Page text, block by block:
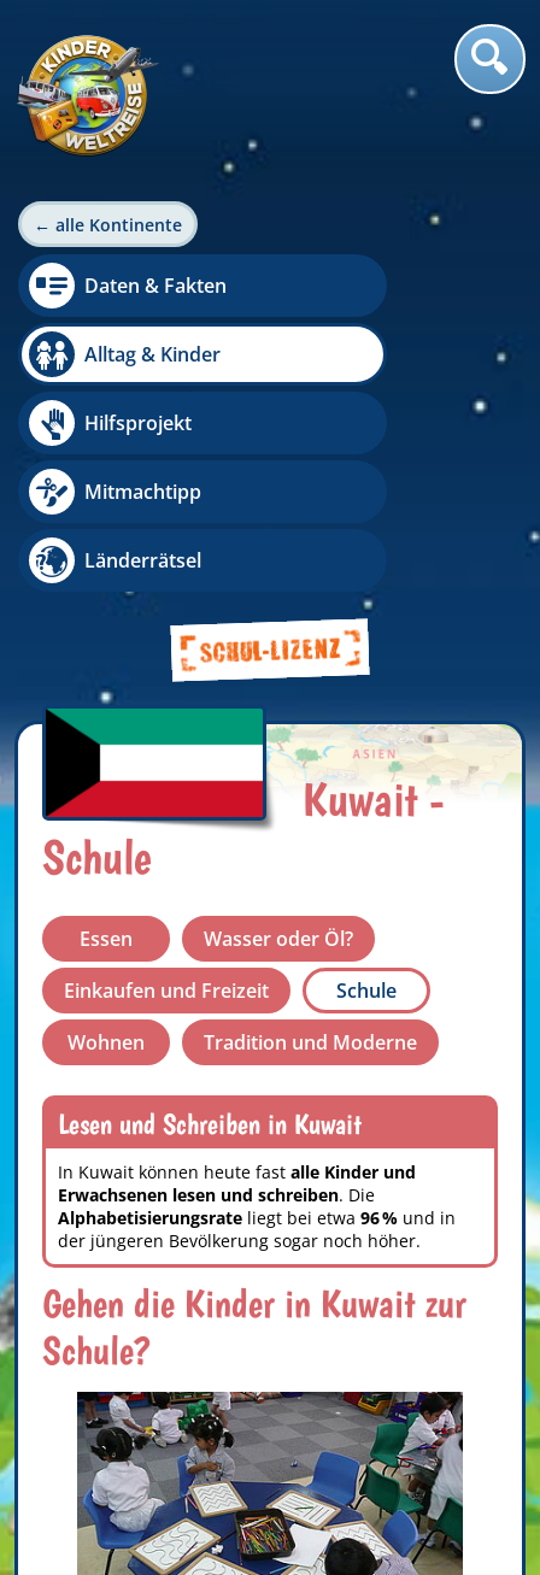
← alle Kontinente
Daten & Fakten
Alltag & Kinder
Hilfsprojekt
Mitmachtipp
Länderrätsel
Kuwait -
Schule
Essen
Wasser oder Öl?
Einkaufen und Freizeit
Schule
Wohnen
Tradition und Moderne
Lesen und Schreiben in Kuwait
In Kuwait können heute fast alle Kinder und
Erwachsenen lesen und schreiben. Die
Alphabetisierungsrate liegt bei etwa 96 % und in
der jüngeren Bevölkerung sogar noch höher.
Gehen die Kinder in Kuwait zur
Schule?